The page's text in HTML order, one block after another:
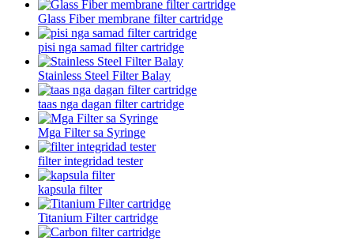
Glass Fiber membrane filter cartridge
pisi nga samad filter cartridge
Stainless Steel Filter Balay
taas nga dagan filter cartridge
Mga Filter sa Syringe
filter integridad tester
kapsula filter
Titanium Filter cartridge